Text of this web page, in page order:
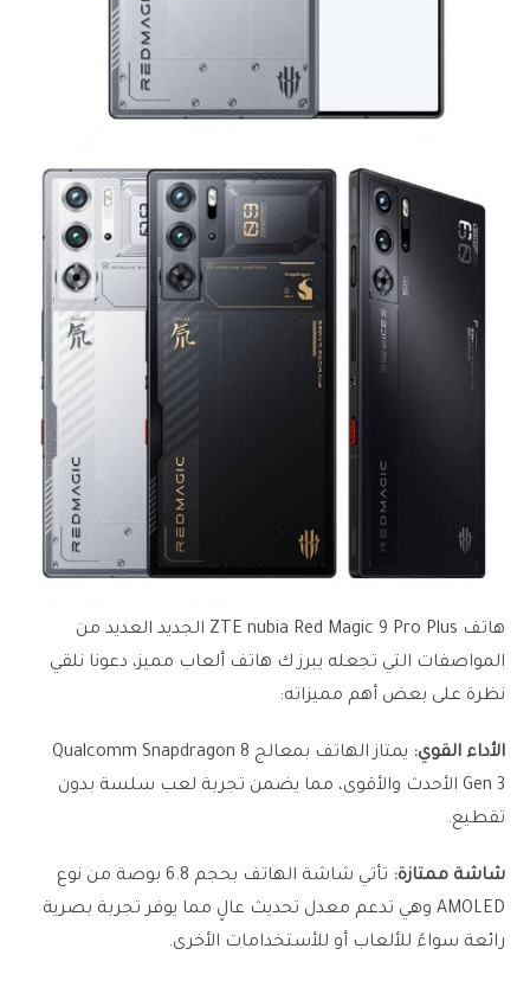
هاتف ZTE nubia Red Magic 9 Pro Plus الجديد العديد من
المواصفات التي تجعله يبرز ك هاتف ألعاب مميز، دعونا نلقي
نظرة على بعض أهم مميزاته:
الأداء القوي:
يمتاز الهاتف بمعالج Qualcomm Snapdragon 8
Gen 3 الأحدث والأقوى، مما يضمن تجربة لعب سلسة بدون
تقطيع.
شاشة ممتازة:
تأتي شاشة الهاتف بحجم 6.8 بوصة من نوع
AMOLED وهي تدعم معدل تحديث عالٍ مما يوفر تجربة بصرية
رائعة سواءً للألعاب أو للأستخدامات الأخرى.